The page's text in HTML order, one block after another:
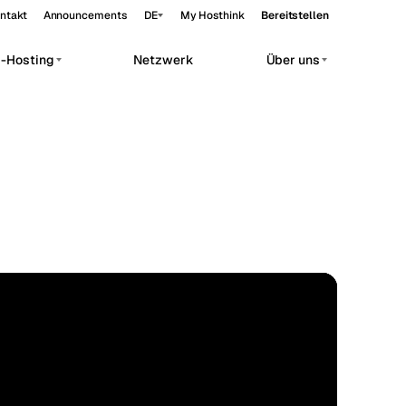
Announcements DE My Hosthink Bereitstellen
Hosting Netzwerk Über uns